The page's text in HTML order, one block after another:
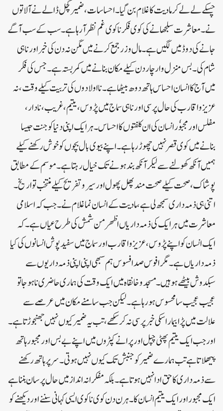
چسکے لے لے کر مادیت کا غلام بن گیا۔ احساسات ، ضمیر کچل ڈالے نے آلاتوں
نے۔ معاشرت سلجھانے کی کوی فکر نا کوی غم نظر آرہا ہے۔ سب کے سب آگے
جانے کی دوڈ میں لگیں ہے۔ مال و زر جمع کرنے میں مگن نہ دن کی خبر اور نا ہی
شام کی۔بس منزل وار چار دن کیلے مکان بنانے میں کمر بستہ ہے۔جس کی فکر
میں آج کا انسان احساس ہاتھ دوھ بیٹھا ہے۔ نا اولادوں کی تربیت کیلے وقت ، نہ
عزیز و اقارب کی حال پرسی اور نا ہی سماج میں پڑوس، یتیم، غریب ، نادار ،
مفلس اور مجبوٗر انسان کی ان کلفتوں کا احساس۔ ہر ایک اپنی دنیا کو جنت جیسا
بنانے میں کوی قصر نہیں چھوڑ رہا ہے۔ اپنے بیوی بال بچوں کو خوش رکھنے کیلے
ہمیں آنکھ کھولنے سے لیکر آنکھ بند ہونے تک خیال رہتا ہے۔ موسم کے مطابق
پوشاک ، صحت کیلے صحت مند پھل پھول اور سیر و تفریح کیلے منتخب تواریخ۔
اتنی ہی ذمہ داری سمجھ لی ہے، مادیت کے انسان نما غلام نے۔ جب کہ اسلامی
معاشرت میں ہر ایک کی ذمہ داریاں اظھر من شمش کی طرح عیاں ہے۔کہ
ایک انسان کو اپنے پڑوس،عزیز و اقارب اور سماج میں سفید پوش انسانوں کی کیا
ذمہ داریاں ہے۔ مگر افوس صد افسوس ہم سبھی اپنی اپنی ذمہ داریوں سے
سبکدوش بیٹھے ہو ہیں۔ مسجد و خانقاہ میں ایک وقت کی ہماری حاضری نا ہوجا تو
عجیب عجیب سا محسوس ہورہا ہے۔لیکن جب سامنے مکان میں عرصے سے
علالت میں پڑا بیمار اسکی خبر پرسی نہ کر سکھے، تب یہ ضمیر کیوں نہیں جھنجوڑتا ہے۔
اور جب ایک یتیم پھٹی چپل اور پرانے کپڑوں میں اپنے بے بس اور مجبور ہاتھ
پیھلاتا ہے تب ہمارے ضمیر کو جنبش تک کیوں نہیں ہوتی۔ سر پر ہاتھ رکھنے
سے ذمہ داری کا حق ادا نہیں ہوتا ہے۔ بلکہ مفکرانہ انداز میں حال پرسان بننا ہے
ایک مجبور اور ایک یتیم انسان کا۔ ہر ن دن کوی نا کوی ایسی کہانی سننے اور دیکھنے کو